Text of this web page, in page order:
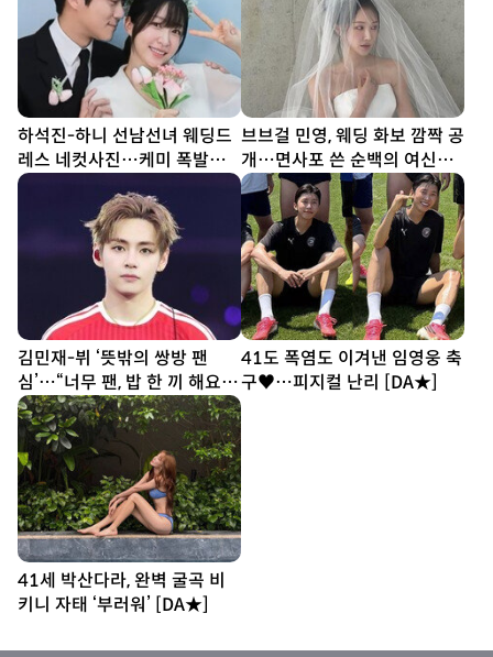
하석진-하니 선남선녀 웨딩드
레스 네컷사진…케미 폭발
[DA★]
브브걸 민영, 웨딩 화보 깜짝 공
개…면사포 쓴 순백의 여신
[DA★]
김민재-뷔 ‘뜻밖의 쌍방 팬
심’…“너무 팬, 밥 한 끼 해요”
[SD톡톡]
41도 폭염도 이겨낸 임영웅 축
구♥…피지컬 난리 [DA★]
41세 박산다라, 완벽 굴곡 비
키니 자태 ‘부러워’ [DA★]